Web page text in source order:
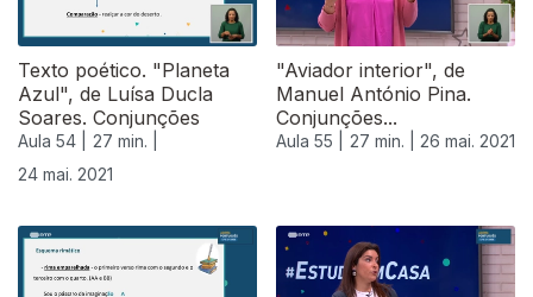
Texto poético. "Planeta
Azul", de Luísa Ducla
Soares. Conjunções
Aula 54 |
27 min. |
24 mai. 2021
"Aviador interior", de
Manuel António Pina.
Conjunções...
Aula 55 | 27 min. | 26 mai. 2021